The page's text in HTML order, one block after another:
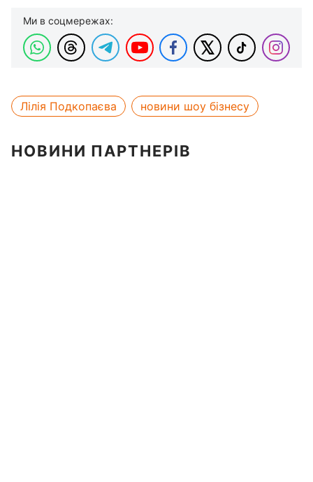
Ми в соцмережах:
Лілія Подкопаєва новини шоу бізнесу
НОВИНИ ПАРТНЕРІВ